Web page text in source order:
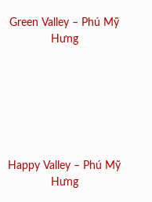
Green Valley – Phú Mỹ
Hưng
Happy Valley – Phú Mỹ
Hưng